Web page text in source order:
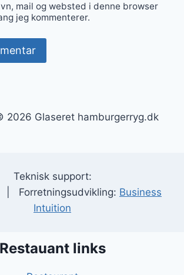
mail og websted i denne browser
jeg kommenterer.
2026 Glaseret hamburgerryg.dk
Teknisk support:
| Forretningsudvikling: Business
Intuition
Restauant links